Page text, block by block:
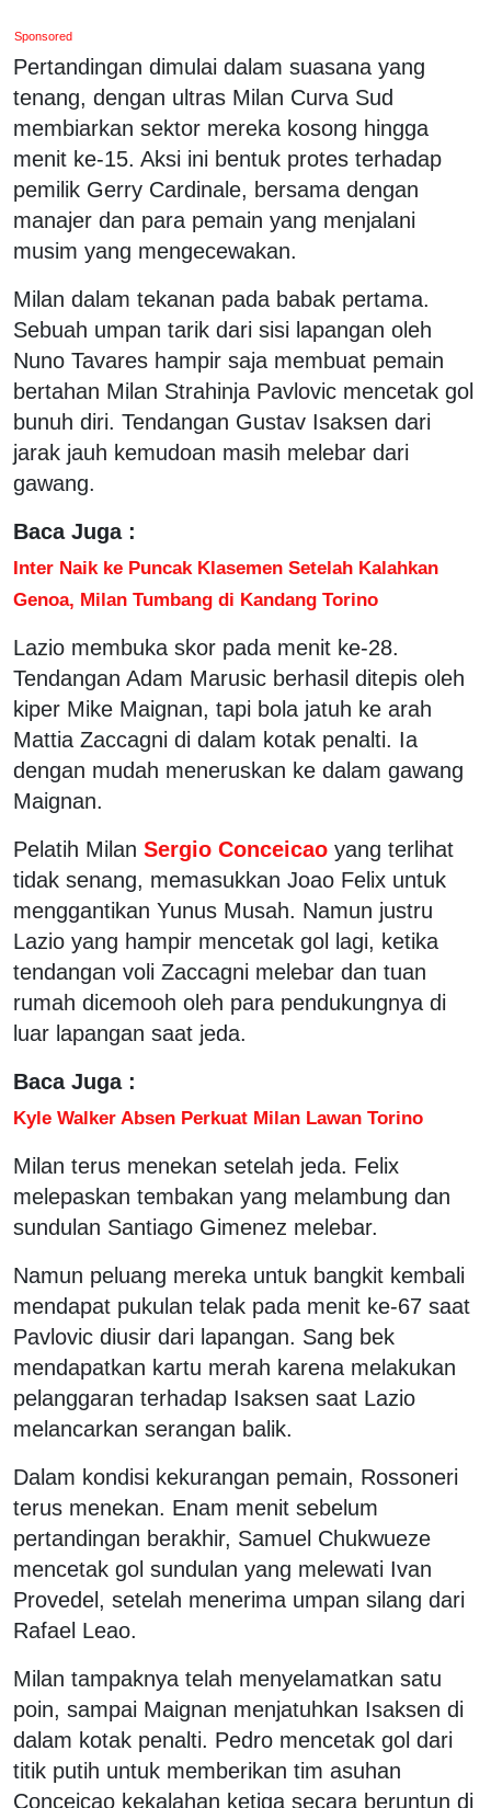
Sponsored
Pertandingan dimulai dalam suasana yang
tenang, dengan ultras Milan Curva Sud
membiarkan sektor mereka kosong hingga
menit ke-15. Aksi ini bentuk protes terhadap
pemilik Gerry Cardinale, bersama dengan
manajer dan para pemain yang menjalani
musim yang mengecewakan.
Milan dalam tekanan pada babak pertama.
Sebuah umpan tarik dari sisi lapangan oleh
Nuno Tavares hampir saja membuat pemain
bertahan Milan Strahinja Pavlovic mencetak gol
bunuh diri. Tendangan Gustav Isaksen dari
jarak jauh kemudoan masih melebar dari
gawang.
Baca Juga :
Inter Naik ke Puncak Klasemen Setelah Kalahkan
Genoa, Milan Tumbang di Kandang Torino
Lazio membuka skor pada menit ke-28.
Tendangan Adam Marusic berhasil ditepis oleh
kiper Mike Maignan, tapi bola jatuh ke arah
Mattia Zaccagni di dalam kotak penalti. Ia
dengan mudah meneruskan ke dalam gawang
Maignan.
Pelatih Milan Sergio Conceicao yang terlihat
tidak senang, memasukkan Joao Felix untuk
menggantikan Yunus Musah. Namun justru
Lazio yang hampir mencetak gol lagi, ketika
tendangan voli Zaccagni melebar dan tuan
rumah dicemooh oleh para pendukungnya di
luar lapangan saat jeda.
Baca Juga :
Kyle Walker Absen Perkuat Milan Lawan Torino
Milan terus menekan setelah jeda. Felix
melepaskan tembakan yang melambung dan
sundulan Santiago Gimenez melebar.
Namun peluang mereka untuk bangkit kembali
mendapat pukulan telak pada menit ke-67 saat
Pavlovic diusir dari lapangan. Sang bek
mendapatkan kartu merah karena melakukan
pelanggaran terhadap Isaksen saat Lazio
melancarkan serangan balik.
Dalam kondisi kekurangan pemain, Rossoneri
terus menekan. Enam menit sebelum
pertandingan berakhir, Samuel Chukwueze
mencetak gol sundulan yang melewati Ivan
Provedel, setelah menerima umpan silang dari
Rafael Leao.
Milan tampaknya telah menyelamatkan satu
poin, sampai Maignan menjatuhkan Isaksen di
dalam kotak penalti. Pedro mencetak gol dari
titik putih untuk memberikan tim asuhan
Conceicao kekalahan ketiga secara beruntun di